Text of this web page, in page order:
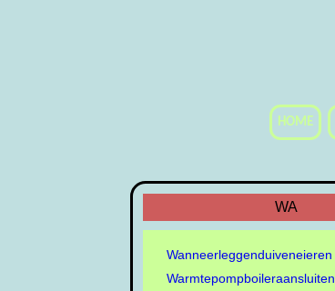
HOME
WA
Wanneerleggenduiveneieren
Warmtepompboileraansluiten